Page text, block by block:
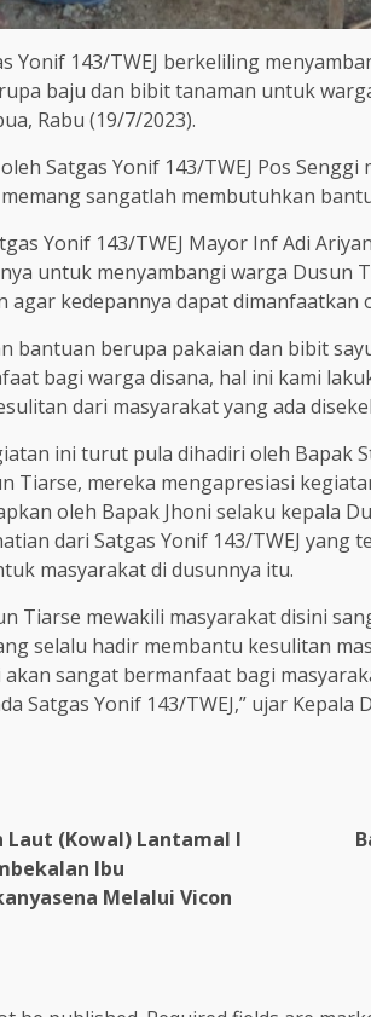
Yonif 143/TWEJ berkeliling
baju dan bibit tanaman untuk
Rabu (19/7/2023).
Satgas Yonif 143/TWEJ Pos
sangatlah membutuhkan
Yonif 143/TWEJ Mayor Inf Adi
untuk menyambangi warga Dusun
agar kedepannya dapat dimanfaatkan
bantuan berupa pakaian dan bibit
bagi warga disana, hal ini kami
dari masyarakat yang ada
ini turut pula dihadiri oleh Bapak
Tiarse, mereka mengapresiasi
oleh Bapak Jhoni selaku kepala
dari Satgas Yonif 143/TWEJ yang
masyarakat di dusunnya itu.
Tiarse mewakili masyarakat disini
selalu hadir membantu kesulitan
sangat bermanfaat bagi
Satgas Yonif 143/TWEJ,” ujar Kepala
(Kowal) Lantamal I
Ibu
Melalui Vicon